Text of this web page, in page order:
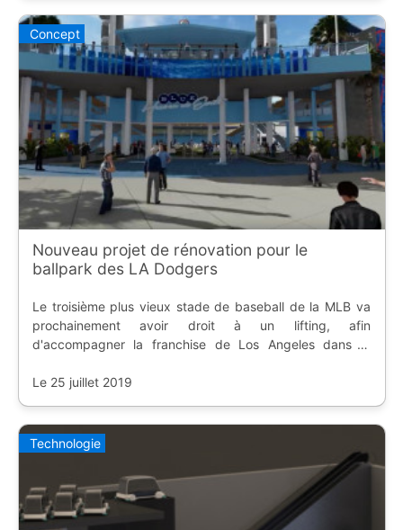
Concept
Nouveau projet de rénovation pour le
ballpark des LA Dodgers
Le troisième plus vieux stade de baseball de la MLB va
prochainement avoir droit à un lifting, afin
d'accompagner la franchise de Los Angeles dans la
Le 25 juillet 2019
Technologie